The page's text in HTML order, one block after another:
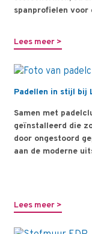
spanprofielen
Lees meer >
Padellen in stijl bij
Samen met
geïnstalleerd die
door ongestoord
aan de moderne
Lees meer >